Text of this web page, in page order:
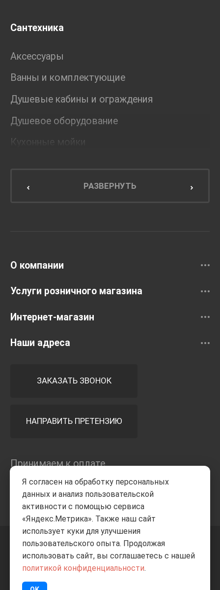
Сантехника
Аксессуары
Ванны и комплектующие
Душевые кабины и ограждения
Душевое оборудование
Кухонные мойки
Мебель для кухниРАЗВЕРНУТЬ
О компании
Услуги розничного магазина
Интернет-магазин
Наши адреса
ЗАКАЗАТЬ ЗВОНОК
НАПРАВИТЬ ПРЕТЕНЗИЮ
Принимаем к оплате
+7 8332205-805 ВВЕРХ
Я согласен на обработку персональных
данных и анализ пользовательской
активности с помощью сервиса
«Яндекс.Метрика». Также наш сайт
использует куки для улучшения
пользовательского опыта. Продолжая
использовать сайт, вы соглашаетесь с нашей
политикой конфиденциальности.